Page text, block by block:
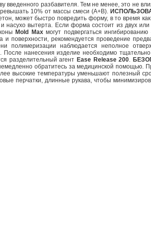
разбавителя. Тем не менее, это не
10% от массы смеси (А+В).
может быстро повредить форму, в то время
вытерта. Если форма состоит из двух
Mold Maxмогут подвергаться
поверхности, рекомендуется проведение
полимеризации наблюдается неполное
нанесения изделие необходимо
разделительный агент Ease Release 200
обратитесь за медицинской помощью.
высокие температуры уменьшают полезный
перчатки, длинные рукава, чтобы